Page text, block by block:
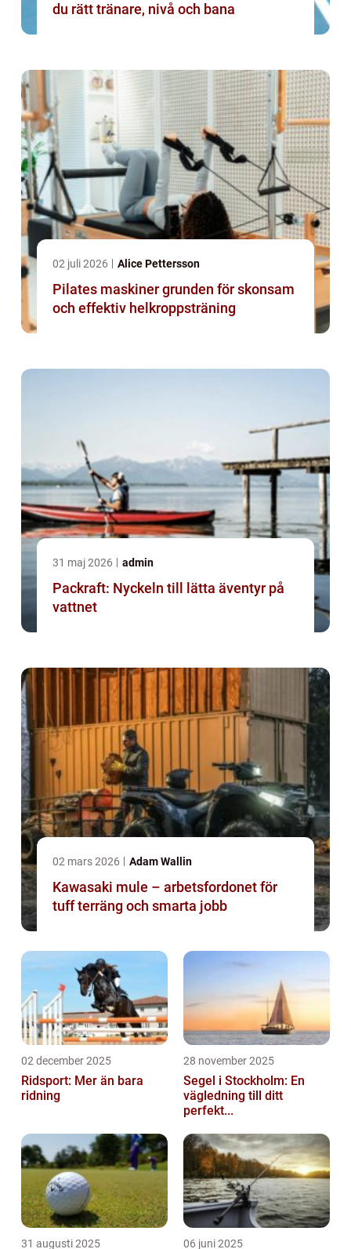
du rätt tränare, nivå och bana
02 juli 2026 Alice Pettersson
Pilates maskiner grunden för skonsam
och effektiv helkroppsträning
31 maj 2026 admin
Packraft: Nyckeln till lätta äventyr på
vattnet
02 mars 2026 Adam Wallin
Kawasaki mule – arbetsfordonet för
tuff terräng och smarta jobb
02 december 2025
Ridsport: Mer än bara
ridning
28 november 2025
Segel i Stockholm: En
vägledning till ditt
perfekt...
31 augusti 2025 06 juni 2025